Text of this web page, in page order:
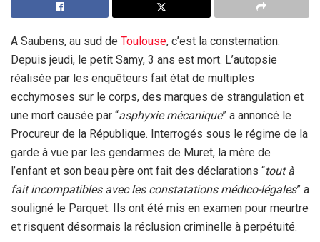
A Saubens, au sud de Toulouse, c’est la consternation.
Depuis jeudi, le petit Samy, 3 ans est mort. L’autopsie
réalisée par les enquêteurs fait état de multiples
ecchymoses sur le corps, des marques de strangulation et
une mort causée par “asphyxie mécanique” a annoncé le
Procureur de la République. Interrogés sous le régime de la
garde à vue par les gendarmes de Muret, la mère de
l’enfant et son beau père ont fait des déclarations “tout à
fait incompatibles avec les constatations médico-légales” a
souligné le Parquet. Ils ont été mis en examen pour meurtre
et risquent désormais la réclusion criminelle à perpétuité.